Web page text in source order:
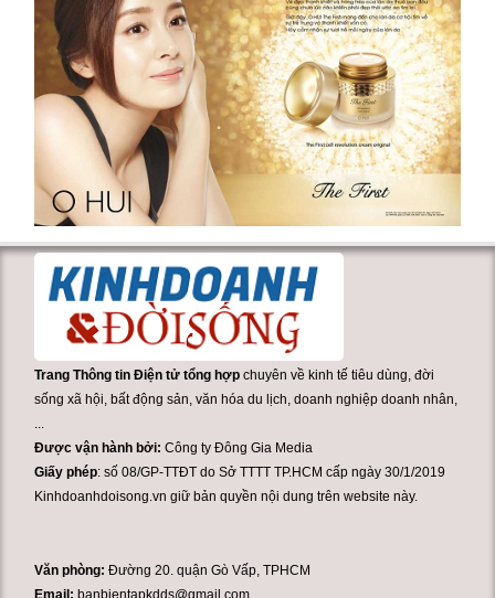
Trang Thông tin Điện tử tổng hợp chuyên về kinh tế tiêu dùng, đời
sống xã hội, bất động sản, văn hóa du lịch, doanh nghiệp doanh nhân,
...
Được vận hành bởi:Công ty Đông Gia Media
Giấy phép: số 08/GP-TTĐT do Sở TTTT TP.HCM cấp ngày 30/1/2019
Kinhdoanhdoisong.vn giữ bản quyền nội dung trên website này.
Văn phòng:Đường 20. quận Gò Vấp, TPHCM
Email: banbientapkdds@gmail.com